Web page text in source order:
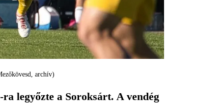
archív)
legyőzte a Soroksárt. A vendég